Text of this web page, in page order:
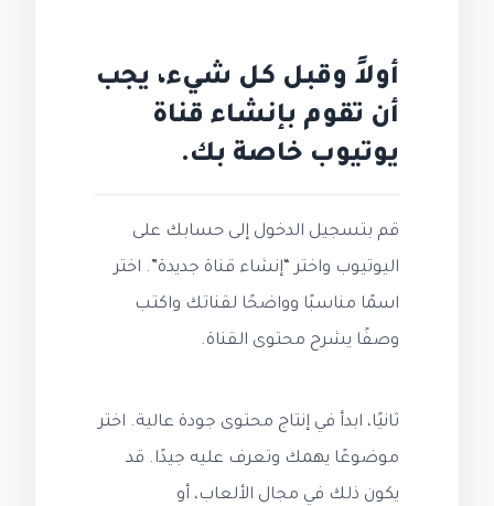
أولاً وقبل كل شيء، يجب
أن تقوم بإنشاء قناة
يوتيوب خاصة بك.
قم بتسجيل الدخول إلى حسابك على
اليوتيوب واختر “إنشاء قناة جديدة”. اختر
اسمًا مناسبًا وواضحًا لقناتك واكتب
وصفًا يشرح محتوى القناة.
ثانيًا، ابدأ في إنتاج محتوى جودة عالية. اختر
موضوعًا يهمك وتعرف عليه جيدًا. قد
يكون ذلك في مجال الألعاب، أو